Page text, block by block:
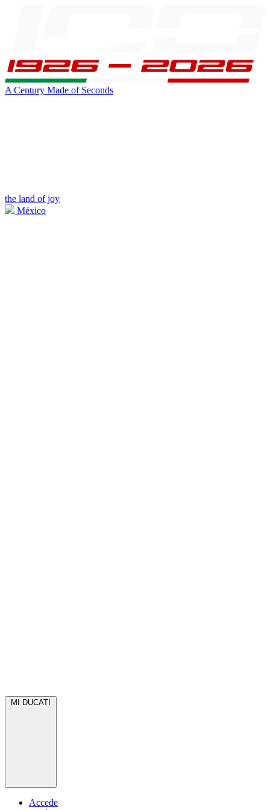
A Century Made of Seconds
the land of joy
México
MI DUCATI
Accede